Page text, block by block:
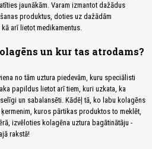
jaunākām. Varam izmantot dažādus
produktus, doties uz dažādām
arī lietot medikamentus.
un kur tas atrodams?
no tām uztura piedevām, kuru speciālisti
papildus lietot arī tiem, kuri uzkata, ka
un sabalansēti. Kādēļ tā, ko labu kolagēns
kuros pārtikas produktos to meklēt,
izvēloties kolagēna uztura bagātinātāju -
rakstā!